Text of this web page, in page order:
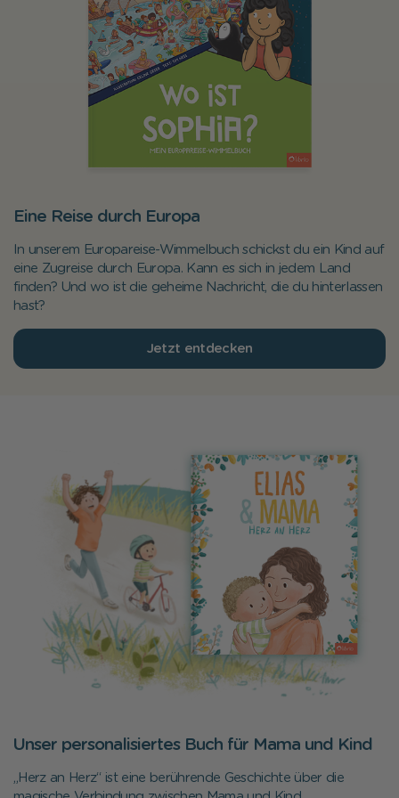
Eine Reise durch Europa
In unserem Europareise-Wimmelbuch schickst du ein Kind auf
eine Zugreise durch Europa. Kann es sich in jedem Land
finden? Und wo ist die geheime Nachricht, die du hinterlassen
hast?
Jetzt entdecken
Unser personalisiertes Buch für Mama und Kind
„Herz an Herz“ ist eine berührende Geschichte über die